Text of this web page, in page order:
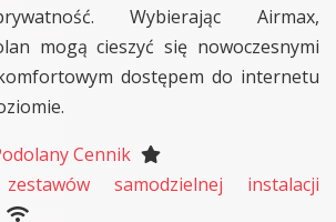
Wybierając Airmax,
mogą cieszyć się nowoczesnymi
dostępem do internetu
Cennik
samodzielnej instalacji